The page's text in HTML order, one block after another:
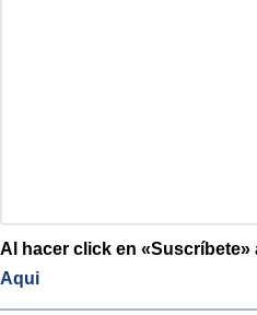
Al hacer click en «Suscríbete»
Aqui